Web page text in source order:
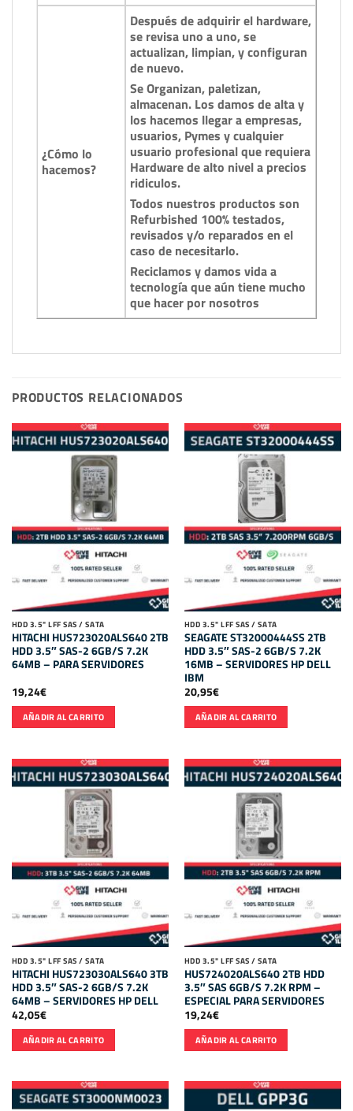
¿Cómo lo
hacemos?
Después de adquirir el hardware,
se revisa uno a uno, se
actualizan, limpian, y configuran
de nuevo.
Se Organizan, paletizan,
almacenan. Los damos de alta y
los hacemos llegar a empresas,
usuarios, Pymes y cualquier
usuario profesional que requiera
Hardware de alto nivel a precios
ridiculos.
Todos nuestros productos son
Refurbished 100% testados,
revisados y/o reparados en el
caso de necesitarlo.
Reciclamos y damos vida a
tecnología que aún tiene mucho
que hacer por nosotros
PRODUCTOS RELACIONADOS
HDD 3.5" LFF SAS / SATA
HITACHI HUS723020ALS640 2TB
HDD 3.5″ SAS-2 6GB/S 7.2K
64MB – PARA SERVIDORES
19,24€
AÑADIR AL CARRITO
HDD 3.5" LFF SAS / SATA
SEAGATE ST32000444SS 2TB
HDD 3.5″ SAS-2 6GB/S 7.2K
16MB – SERVIDORES HP DELL
IBM
20,95€
AÑADIR AL CARRITO
HDD 3.5" LFF SAS / SATA
HITACHI HUS723030ALS640 3TB
HDD 3.5″ SAS-2 6GB/S 7.2K
64MB – SERVIDORES HP DELL
42,05€
AÑADIR AL CARRITO
HDD 3.5" LFF SAS / SATA
HUS724020ALS640 2TB HDD
3.5″ SAS 6GB/S 7.2K RPM –
ESPECIAL PARA SERVIDORES
19,24€
AÑADIR AL CARRITO